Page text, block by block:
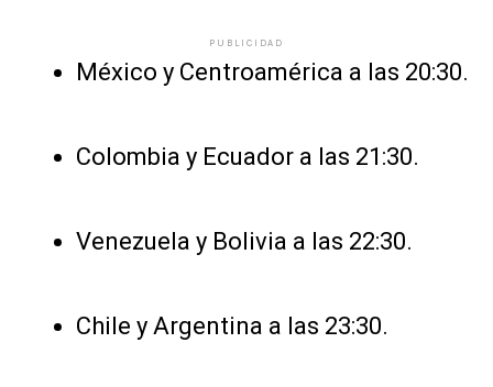
PUBLICIDAD
México y Centroamérica a las 20:30.
Colombia y Ecuador a las 21:30.
Venezuela y Bolivia a las 22:30.
Chile y Argentina a las 23:30.